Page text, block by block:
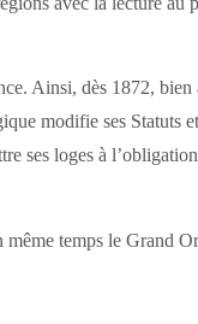
Ainsi, dès 1872,
modifie ses Statuts
ses loges à
même temps le Grand